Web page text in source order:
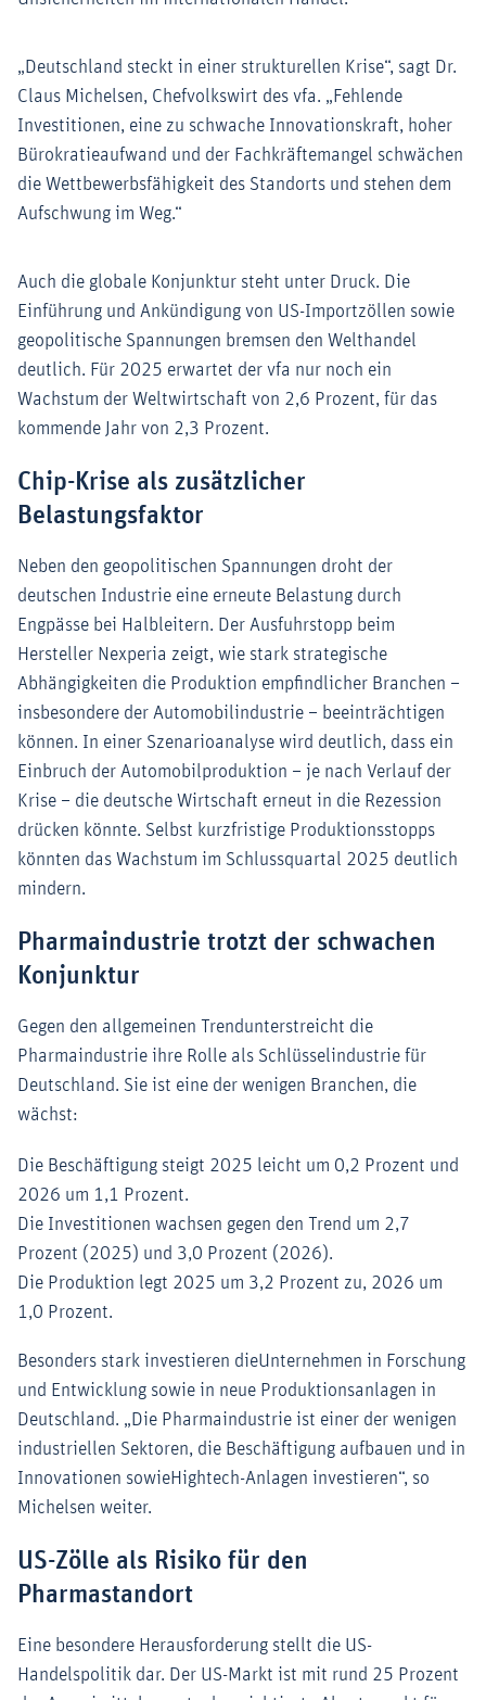
„Deutschland steckt in einer strukturellen Krise“, sagt Dr.
Claus Michelsen, Chefvolkswirt des vfa. „Fehlende
Investitionen, eine zu schwache Innovationskraft, hoher
Bürokratieaufwand und der Fachkräftemangel schwächen
die Wettbewerbsfähigkeit des Standorts und stehen dem
Aufschwung im Weg.“
Auch die globale Konjunktur steht unter Druck. Die
Einführung und Ankündigung von US-Importzöllen sowie
geopolitische Spannungen bremsen den Welthandel
deutlich. Für 2025 erwartet der vfa nur noch ein
Wachstum der Weltwirtschaft von 2,6 Prozent, für das
kommende Jahr von 2,3 Prozent.
Chip-Krise als zusätzlicher
Belastungsfaktor
Neben den geopolitischen Spannungen droht der
deutschen Industrie eine erneute Belastung durch
Engpässe bei Halbleitern. Der Ausfuhrstopp beim
Hersteller Nexperia zeigt, wie stark strategische
Abhängigkeiten die Produktion empfindlicher Branchen –
insbesondere der Automobilindustrie – beeinträchtigen
können. In einer Szenarioanalyse wird deutlich, dass ein
Einbruch der Automobilproduktion – je nach Verlauf der
Krise – die deutsche Wirtschaft erneut in die Rezession
drücken könnte. Selbst kurzfristige Produktionsstopps
könnten das Wachstum im Schlussquartal 2025 deutlich
mindern.
Pharmaindustrie trotzt der schwachen
Konjunktur
Gegen den allgemeinen Trendunterstreicht die
Pharmaindustrie ihre Rolle als Schlüsselindustrie für
Deutschland. Sie ist eine der wenigen Branchen, die
wächst:
Die Beschäftigung steigt 2025 leicht um 0,2 Prozent und
2026 um 1,1 Prozent.
Die Investitionen wachsen gegen den Trend um 2,7
Prozent (2025) und 3,0 Prozent (2026).
Die Produktion legt 2025 um 3,2 Prozent zu, 2026 um
1,0 Prozent.
Besonders stark investieren dieUnternehmen in Forschung
und Entwicklung sowie in neue Produktionsanlagen in
Deutschland. „Die Pharmaindustrie ist einer der wenigen
industriellen Sektoren, die Beschäftigung aufbauen und in
Innovationen sowieHightech-Anlagen investieren“, so
Michelsen weiter.
US-Zölle als Risiko für den
Pharmastandort
Eine besondere Herausforderung stellt die US-
Handelspolitik dar. Der US-Markt ist mit rund 25 Prozent